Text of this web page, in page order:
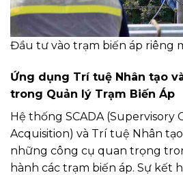
Đầu tư vào trạm biến áp riêng
Ứng dụng Trí tuệ Nhân tạo
trong Quản lý Trạm Biến Áp
Hệ thống SCADA (Supervisory
Acquisition) và Trí tuệ Nhân
những công cụ quan trọng
hành các trạm biến áp. Sự kết